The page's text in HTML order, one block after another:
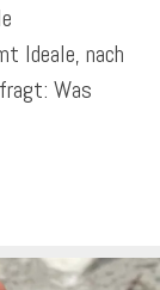
Ideale, nach
Was